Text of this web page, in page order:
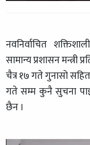
नवनिर्वाचित
सामान्य प्रशासन मन्त्री
चैत्र १७ गते गुनासो
गते सम्म कुनै सुचना
छैन ।